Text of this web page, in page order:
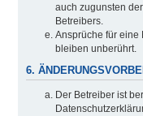
auch zugunsten
Betreibers.
Ansprüche für eine
bleiben unberührt.
6.
Der Betreiber ist